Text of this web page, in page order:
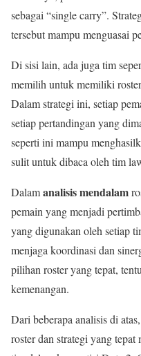
sebagai “single carry”.
tersebut mampu menguasai
Di sisi lain, ada juga tim
memilih untuk memiliki
Dalam strategi ini, setiap
setiap pertandingan yang
seperti ini mampu
sulit untuk dibaca oleh tim
Dalamanalisis mendalam
pemain yang menjadi
yang digunakan oleh setiap
menjaga koordinasi dan
pilihan roster yang tepat,
kemenangan.
Dari beberapa analisis di
roster dan strategi yang